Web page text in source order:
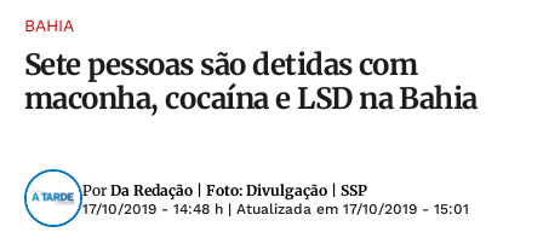
BAHIA
Sete pessoas são detidas com
maconha, cocaína e LSD na Bahia
Por Da Redação | Foto: Divulgação | SSP
17/10/2019 - 14:48 h | Atualizada em 17/10/2019 - 15:01